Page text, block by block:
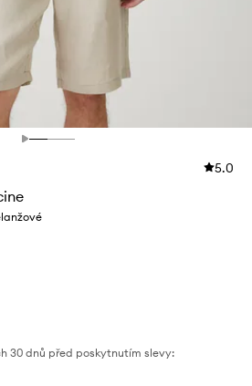
5.0
30 dnů před poskytnutím slevy: